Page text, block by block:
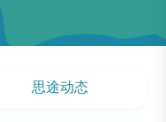
思途动态